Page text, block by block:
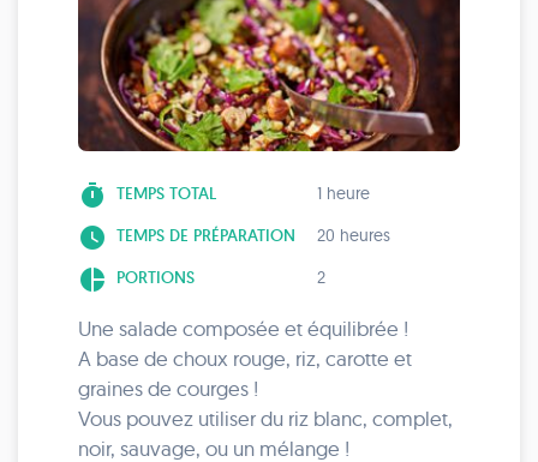
timer TEMPS TOTAL 1 heure
watch_later TEMPS DE PRÉPARATION 20 heures
pie_chart PORTIONS 2
Une salade composée et équilibrée !
A base de choux rouge, riz, carotte et
graines de courges !
Vous pouvez utiliser du riz blanc, complet,
noir, sauvage, ou un mélange !